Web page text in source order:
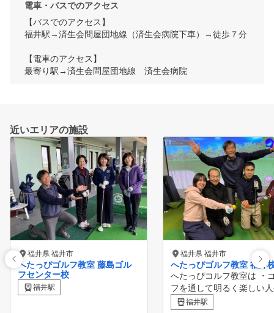
電車・バスでのアクセス
【バスでのアクセス】
福井駅→済生会問屋団地線（済生会病院下車）→徒歩７分
【電車のアクセス】
最寄り駅→済生会問屋団地線　済生会病院
近いエリアの施設
福井県 福井市
へたっぴゴルフ教室 藤島ゴル
フセンター校
福井駅
福井県 福井市
へたっぴゴルフ教室 福井
へたっぴコルフ教室は ・
フを通して明るく楽しい
送ること」を目標として
福井駅